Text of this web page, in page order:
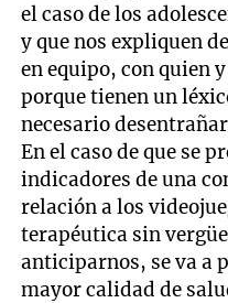
el caso de los
y que nos expliquen
en equipo, con quien
porque tienen un
necesario
En el caso de que se
indicadores de una
relación a los
terapéutica sin
anticiparnos, se va a
mayor calidad de